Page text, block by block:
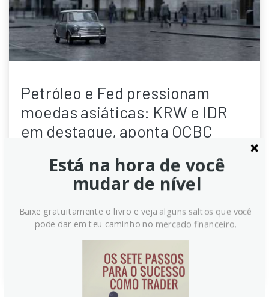
Petróleo e Fed pressionam
moedas asiáticas: KRW e IDR
em destaque, aponta OCBC
monetária dos EUA estão pesando sobre as moedas
asiáticas, especialmente o won coreano (KRW) e a
KRW enfrenta pressão por fluxos, enquanto o IDR
pode ver mais aperto monetário.
Está na hora de você
mudar de nível
Baixe gratuitamente o livro e veja alguns saltos que você
pode dar em teu caminho no mercado financeiro.